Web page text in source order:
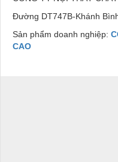
Đường DT747B-Khánh
Sản phẩm doanh nghiệp:
CAO